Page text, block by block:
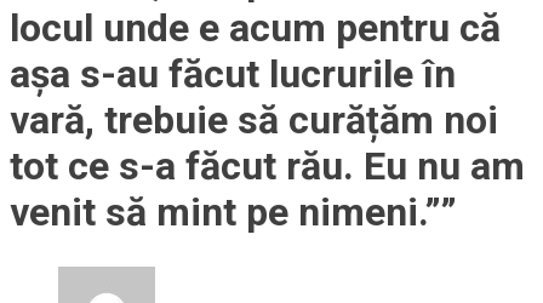
locul unde e acum pentru că
așa s-au făcut lucrurile în
vară, trebuie să curățăm noi
tot ce s-a făcut rău. Eu nu am
venit să mint pe nimeni.””